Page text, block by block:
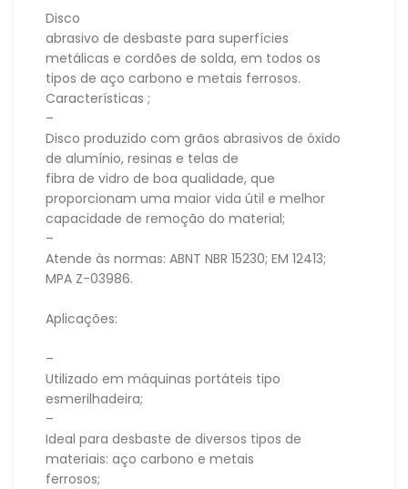
Disco
abrasivo de desbaste para superfícies
metálicas e cordões de solda, em todos os
tipos de aço carbono e metais ferrosos.
Características ;
–
Disco produzido com grãos abrasivos de óxido
de alumínio, resinas e telas de
fibra de vidro de boa qualidade, que
proporcionam uma maior vida útil e melhor
capacidade de remoção do material;
–
Atende às normas: ABNT NBR 15230; EM 12413;
MPA Z-03986.
Aplicações:
–
Utilizado em máquinas portáteis tipo
esmerilhadeira;
–
Ideal para desbaste de diversos tipos de
materiais: aço carbono e metais
ferrosos;